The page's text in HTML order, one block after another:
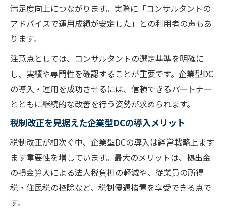
満足度向上につながります。実際に「コンサルタントの
アドバイスで運用成績が安定した」との利用者の声もあ
ります。
注意点としては、コンサルタントの選定基準を明確に
し、実績や専門性を確認することが重要です。企業型DC
の導入・運用を成功させるには、信頼できるパートナー
とともに継続的な改善を行う姿勢が求められます。
税制改正を見据えた企業型DCの導入メリット
税制改正が相次ぐ中、企業型DCの導入は経営戦略上ます
ます重要性を増しています。最大のメリットは、拠出金
の損金算入による法人税負担の軽減や、従業員の所得
税・住民税の控除など、税制優遇措置を享受できる点で
す。